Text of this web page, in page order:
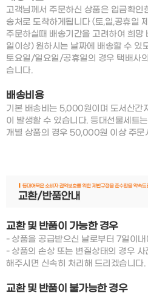
고객님께서 주문하신 상품은 입금확인
송처로 도착하게됩니다 (토,일,공휴일
주문하실때 배송기간을 고려하여 희
일이상) 원하시는 날짜에 배송할 수 있
토요일/일요일/공휴일의 경우 택배사
습니다.
배송비용
기본 배송비는 5,000원이며 도서산간
이 발생할 수 있습니다. 등대선물세트
개별 상품의 경우 50,000원 이상 주문
교환 및 반품이 가능한 경우
- 상품을 공급받으신 날로부터 7일이
- 상품의 손상 또는 변질상태의 경우
해주시면 신속히 처리해 드리겠습니다.
교환 및 반품이 불가능한 경우